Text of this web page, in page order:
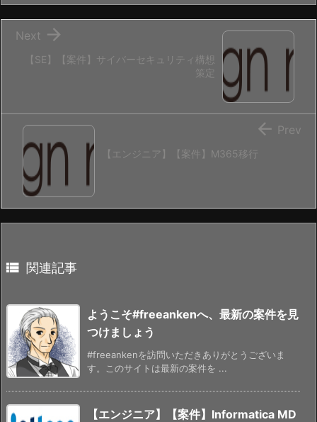
【SE】【案件】サイバーセキュリティ構想
策定

Next
【エンジニア】【案件】M365移行
 Prev
 関連記事
ようこそ#freeankenへ、最新の案件を見
つけましょう
#freeankenを訪問いただきありがとうございま
す。このサイトは最新の案件を ...
【エンジニア】【案件】Informatica MD